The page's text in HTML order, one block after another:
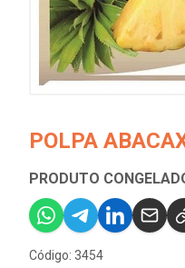
POLPA
PRODUTO
Código: 3454